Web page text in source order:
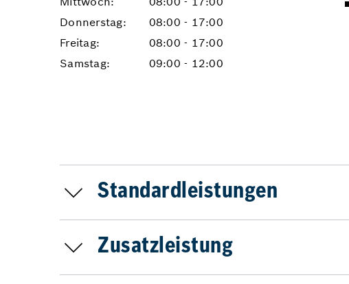
Donnerstag:
08:00 - 17:00
Freitag:
08:00 - 17:00
Samstag:
09:00 - 12:00
Standardleistungen
Zusatzleistung